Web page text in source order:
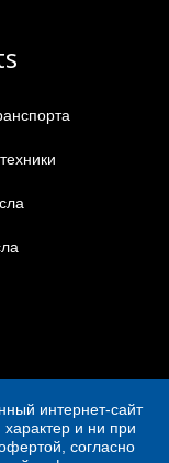
интернет-сайт
и ни при
согласно